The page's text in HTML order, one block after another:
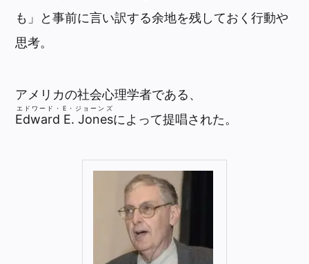
も」と事前に言い訳する余地を残しておく行動や
思考。
アメリカの社会心理学者である、
Edward E. Jones
エドワード・E・ジョーンズ
によって提唱された。